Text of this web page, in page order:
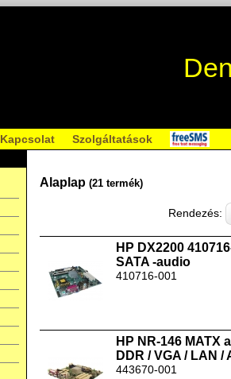
Kapcsolat
Szolgáltatások
Alaplap (21 termék)
Rendezés:
HP DX2200
SATA -audio
410716-001
HP NR-146 MATX
DDR / VGA / LAN /
443670-001